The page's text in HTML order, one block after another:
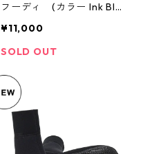
フーディ (カラー Ink Bla
Surf Hoody 日本正規品
製品番号 81651
¥11,000
SOLD OUT